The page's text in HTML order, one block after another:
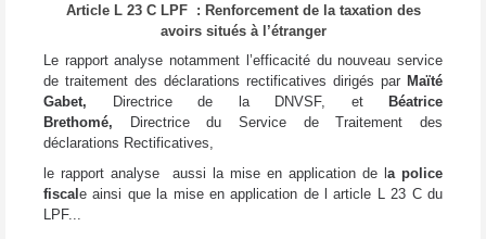
Article L 23 C LPF : Renforcement de la taxation des
avoirs situés à l’étranger
Le rapport analyse notamment l’efficacité du nouveau service
de traitement des déclarations rectificatives dirigés par Maïté
Gabet, Directrice de la DNVSF, et
Béatrice
Brethomé, Directrice du Service de Traitement des
déclarations Rectificatives,
le rapport analyse aussi la mise en application de l a police
fiscal e ainsi que la mise en application de l article L 23 C du
LPF...